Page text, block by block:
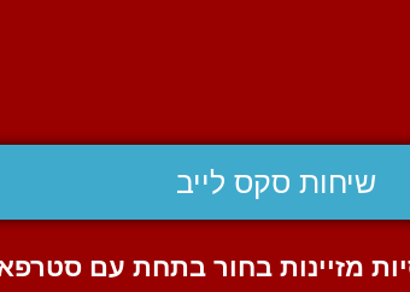
שיחות סקס לייב
מזיינות בחור בתחת עם